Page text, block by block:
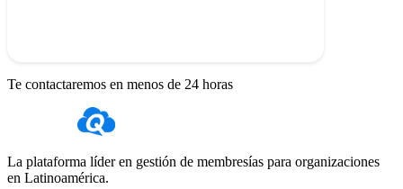
Te contactaremos en menos de 24 horas
La plataforma líder en gestión de membresías para organizaciones
en Latinoamérica.